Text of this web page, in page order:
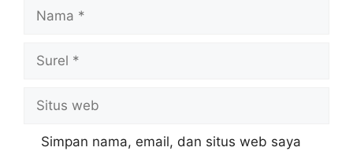
Nama
Surel
Situs
web
Simpan nama, email, dan situs web saya